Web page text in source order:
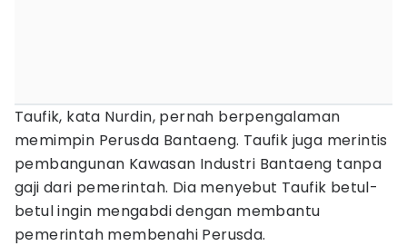
Taufik, kata Nurdin, pernah berpengalaman
memimpin Perusda Bantaeng. Taufik juga merintis
pembangunan Kawasan Industri Bantaeng tanpa
gaji dari pemerintah. Dia menyebut Taufik betul-
betul ingin mengabdi dengan membantu
pemerintah membenahi Perusda.